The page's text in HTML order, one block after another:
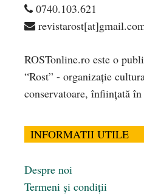
0740.103.621
ROSTonline.ro este o
“Rost” - organizaţie
conservatoare, înfiinţată
INFORMATII UTILE
Despre noi
Termeni și condiții